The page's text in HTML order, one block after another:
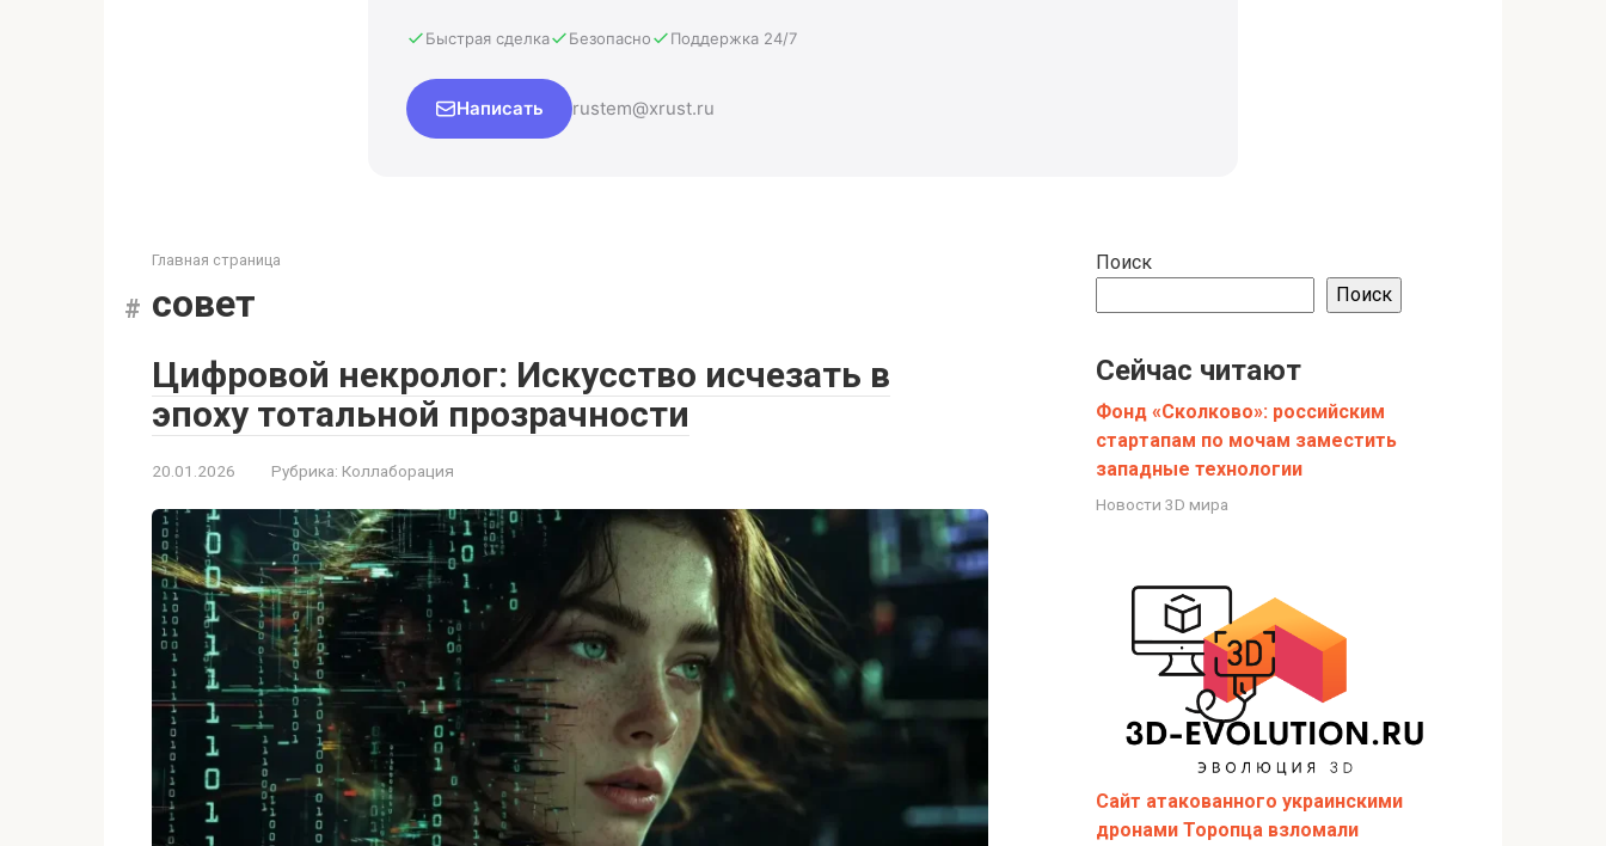
Быстрая сделка Безопасно Поддержка 24/7
Написать rustem@xrust.ru
Главная страница
совет
Цифровой некролог: Искусство исчезать в
эпоху тотальной прозрачности
20.01.2026 Рубрика: Коллаборация
Поиск
Поиск
Сейчас читают
Фонд «Сколково»: российским
стартапам по мочам заместить
западные технологии
Новости 3D мира
Сайт атакованного украинскими
дронами Торопца взломали